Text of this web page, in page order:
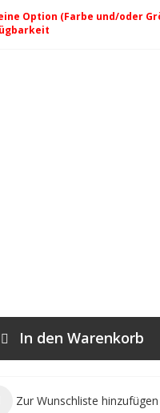
Option (Farbe und/oder
In den Warenkorb
Zur Wunschliste hinzufügen